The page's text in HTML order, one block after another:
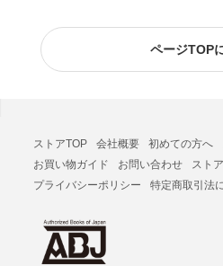
ページTOP
ストアTOP 会社概要 初めての方へ
お買い物ガイド
お問い合わせ
スト
プライバシーポリシー
特定商取引法